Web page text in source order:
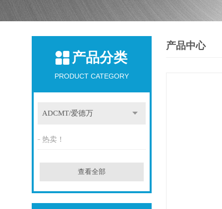
产品分类
PRODUCT CATEGORY
ADCMT/爱德万
热卖！
查看全部
产品中心